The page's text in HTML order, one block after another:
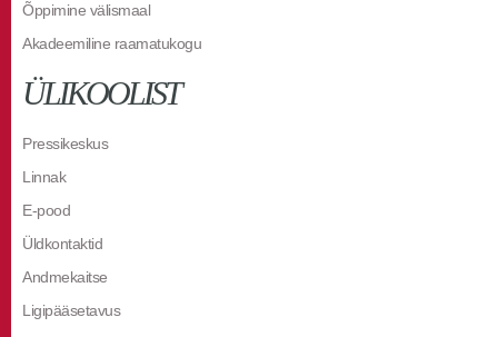
Õppimine välismaal
Akadeemiline raamatukogu
ÜLIKOOLIST
Pressikeskus
Linnak
E-pood
Üldkontaktid
Andmekaitse
Ligipääsetavus